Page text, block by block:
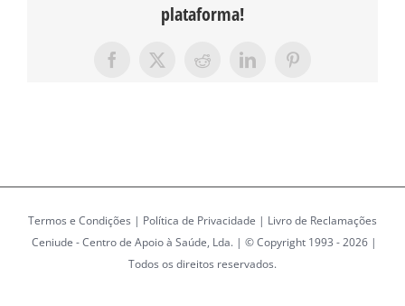
plataforma!
Facebook
X RedditLinkedInPinterest
Termos e Condições | Política de Privacidade | Livro de Reclamações
Ceniude - Centro de Apoio à Saúde, Lda. | © Copyright 1993 -2026 |
Todos os direitos reservados.